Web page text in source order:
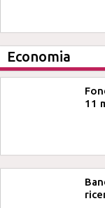
Economia
11